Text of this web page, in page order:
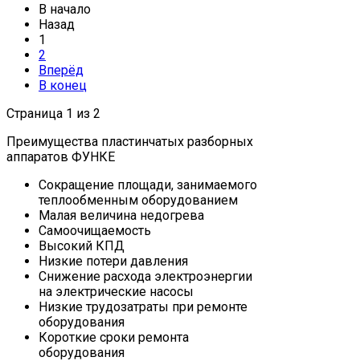
В начало
Назад
1
2
Вперёд
В конец
Страница 1 из 2
Преимущества пластинчатых разборных
аппаратов ФУНКЕ
Сокращение площади, занимаемого
теплообменным оборудованием
Малая величина недогрева
Самоочищаемость
Высокий КПД
Низкие потери давления
Снижение расхода электроэнергии
на электрические насосы
Низкие трудозатраты при ремонте
оборудования
Короткие сроки ремонта
оборудования